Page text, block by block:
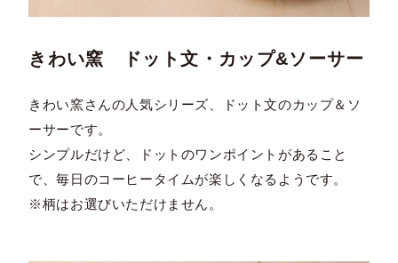
きわい窯 ドット文・カップ&ソーサー
きわい窯さんの人気シリーズ、ドット文のカップ＆ソ
ーサーです。
シンプルだけど、ドットのワンポイントがあること
で、毎日のコーヒータイムが楽しくなるようです。
※柄はお選びいただけません。